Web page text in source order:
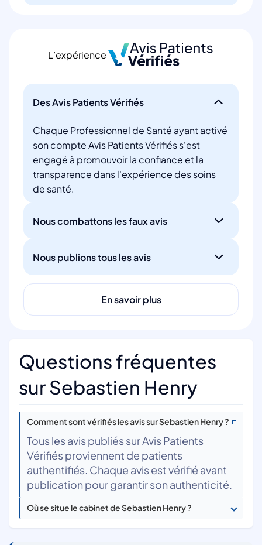
L’expérience
Des Avis Patients Vérifiés
Chaque Professionnel de Santé ayant activé
son compte Avis Patients Vérifiés s'est
engagé à promouvoir la confiance et la
transparence dans l'expérience des soins
de santé.
Nous combattons les faux avis
Nous publions tous les avis
En savoir plus
Questions fréquentes
sur Sebastien Henry
Comment sont vérifiés les avis sur Sebastien Henry ?
Tous les avis publiés sur Avis Patients
Vérifiés proviennent de patients
authentifiés. Chaque avis est vérifié avant
publication pour garantir son authenticité.
Où se situe le cabinet de Sebastien Henry ?